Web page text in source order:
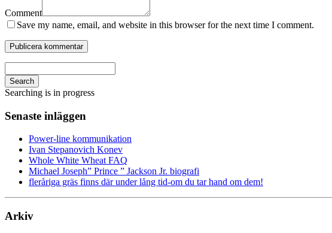
Comment
Save my name, email, and website in this browser for the next time I comment.
Search
Searching is in progress
Senaste inläggen
Power-line kommunikation
Ivan Stepanovich Konev
Whole White Wheat FAQ
Michael Joseph” Prince ” Jackson Jr. biografi
fleråriga gräs finns där under lång tid-om du tar hand om dem!
Arkiv